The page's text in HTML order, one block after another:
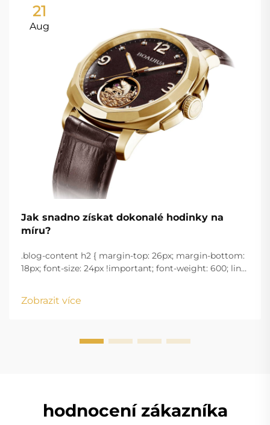
21
Aug
Jak snadno získat dokonalé hodinky na
míru?
.blog-content h2 { margin-top: 26px; margin-bottom:
18px; font-size: 24px !important; font-weight: 600; line-
w...
Zobrazit více
hodnocení zákazníka